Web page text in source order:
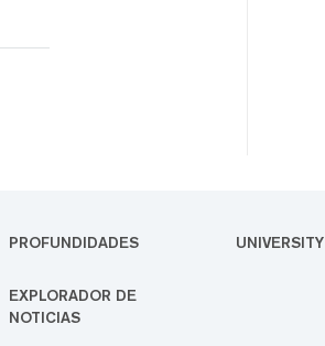
PROFUNDIDADES UNIVERSITY
EXPLORADOR DE
NOTICIAS